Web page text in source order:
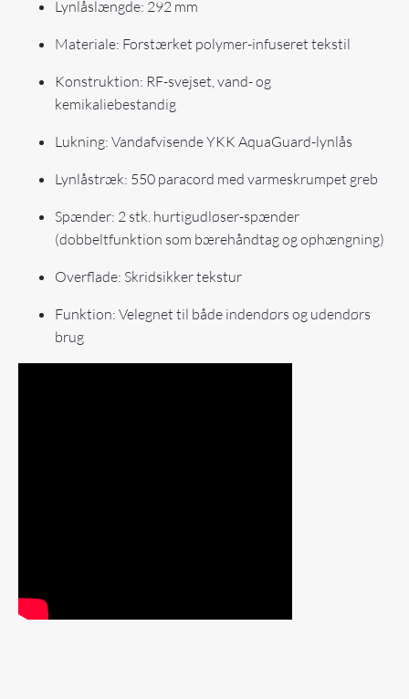
Lynlåslængde: 292 mm
Materiale: Forstærket polymer-infuseret tekstil
Konstruktion: RF-svejset, vand- og
kemikaliebestandig
Lukning: Vandafvisende YKK AquaGuard-lynlås
Lynlåstræk: 550 paracord med varmeskrumpet greb
Spænder: 2 stk. hurtigudløser-spænder
(dobbeltfunktion som bærehåndtag og ophængning)
Overflade: Skridsikker tekstur
Funktion: Velegnet til både indendørs og udendørs
brug